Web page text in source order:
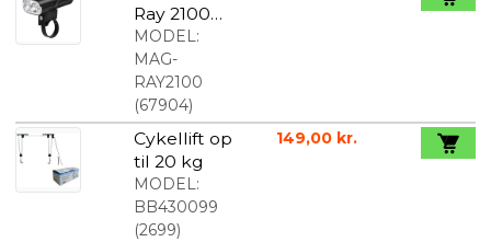
Ray 2100
Lumen
Forlygte
MODEL:
MAG-
RAY2100
(67904)
Cykellift op
til 20 kg
MODEL:
BB430099
(2699)
149,00 kr.